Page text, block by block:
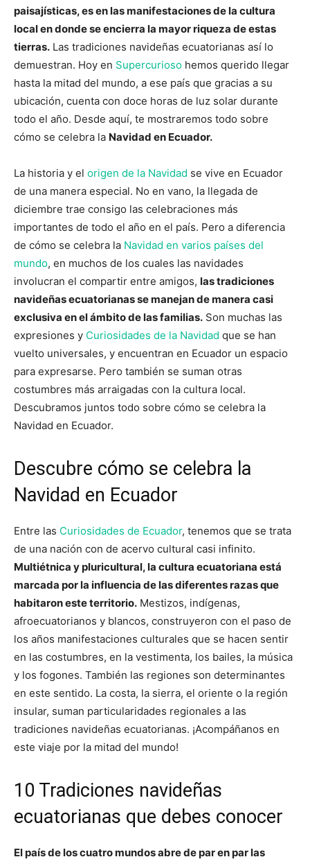
paisajísticas, es en las manifestaciones de la cultura
local en donde se encierra la mayor riqueza de estas
tierras. Las tradiciones navideñas ecuatorianas así lo
demuestran. Hoy en Supercurioso hemos querido llegar
hasta la mitad del mundo, a ese país que gracias a su
ubicación, cuenta con doce horas de luz solar durante
todo el año. Desde aquí, te mostraremos todo sobre
cómo se celebra la Navidad en Ecuador.
La historia y el origen de la Navidad se vive en Ecuador
de una manera especial. No en vano, la llegada de
diciembre trae consigo las celebraciones más
importantes de todo el año en el país. Pero a diferencia
de cómo se celebra la Navidad en varios países del
mundo, en muchos de los cuales las navidades
involucran el compartir entre amigos, las tradiciones
navideñas ecuatorianas se manejan de manera casi
exclusiva en el ámbito de las familias. Son muchas las
expresiones y Curiosidades de la Navidad que se han
vuelto universales, y encuentran en Ecuador un espacio
para expresarse. Pero también se suman otras
costumbres más arraigadas con la cultura local.
Descubramos juntos todo sobre cómo se celebra la
Navidad en Ecuador.
Descubre cómo se celebra la
Navidad en Ecuador
Entre las Curiosidades de Ecuador, tenemos que se trata
de una nación con de acervo cultural casi infinito.
Multiétnica y pluricultural, la cultura ecuatoriana está
marcada por la influencia de las diferentes razas que
habitaron este territorio. Mestizos, indígenas,
afroecuatorianos y blancos, construyeron con el paso de
los años manifestaciones culturales que se hacen sentir
en las costumbres, en la vestimenta, los bailes, la música
y los fogones. También las regiones son determinantes
en este sentido. La costa, la sierra, el oriente o la región
insular, suman particularidades regionales a las
tradiciones navideñas ecuatorianas. ¡Acompáñanos en
este viaje por la mitad del mundo!
10 Tradiciones navideñas
ecuatorianas que debes conocer
El país de los cuatro mundos abre de par en par las